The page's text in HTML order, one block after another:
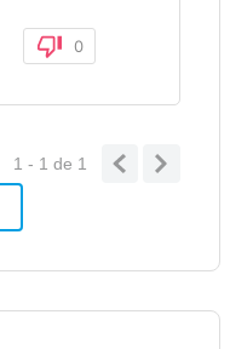
0
1 - 1 de 1